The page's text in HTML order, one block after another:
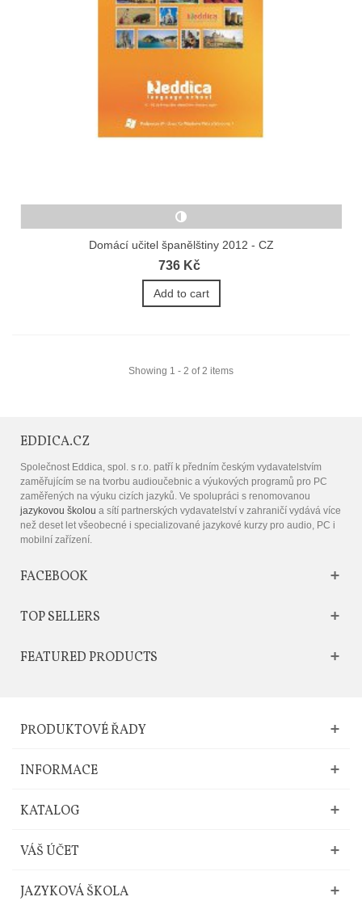
Domácí učitel španělštiny 2012 - CZ
736 Kč
Add to cart
Showing 1 - 2 of 2 items
EDDICA.CZ
Společnost Eddica, spol. s r.o. patří k předním českým vydavatelstvím
zaměřujícím se na tvorbu audioučebnic a výukových programů pro PC
zaměřených na výuku cizích jazyků. Ve spolupráci s renomovanou
jazykovou školou a sítí partnerských vydavatelství v zahraničí vydává více
než deset let všeobecné i specializované jazykové kurzy pro audio, PC i
mobilní zařízení.
FACEBOOK
TOP SELLERS
FEATURED PRODUCTS
PRODUKTOVÉ ŘADY
INFORMACE
KATALOG
VÁŠ ÚČET
JAZYKOVÁ ŠKOLA